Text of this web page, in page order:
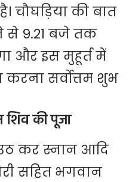
चौघड़िया की बात
से 9.21 बजे तक
और इस मुहूर्त में
सर्वोत्तम शुभ
शिव की पूजा
कर स्नान आदि
सहित भगवान